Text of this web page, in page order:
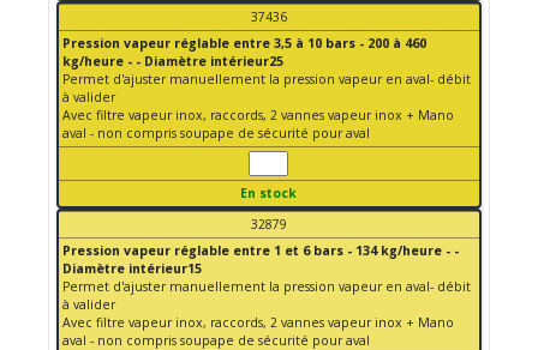
37436
Pression vapeur réglable entre 3,5 à 10 bars - 200 à 460
kg/heure - - Diamètre intérieur25
Permet d'ajuster manuellement la pression vapeur en aval- débit
à valider
Avec filtre vapeur inox, raccords, 2 vannes vapeur inox + Mano
aval - non compris soupape de sécurité pour aval
En stock
32879
Pression vapeur réglable entre 1 et 6 bars - 134 kg/heure - -
Diamètre intérieur15
Permet d'ajuster manuellement la pression vapeur en aval- débit
à valider
Avec filtre vapeur inox, raccords, 2 vannes vapeur inox + Mano
aval - non compris soupape de sécurité pour aval